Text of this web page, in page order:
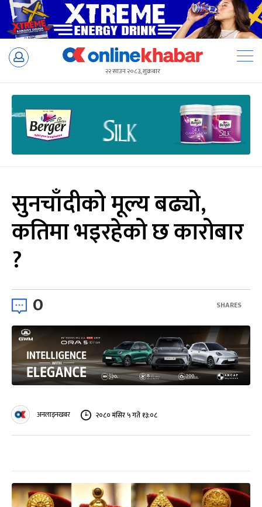
Skip
२२ साउन २०८३, शुक्रबार
सुनचाँदीको मूल्य बढ्यो,
कतिमा भइरहेको छ कारोबार
?
0 SHARES
अनलाइनखबर २०८० मंसिर ५ गते १३:०८